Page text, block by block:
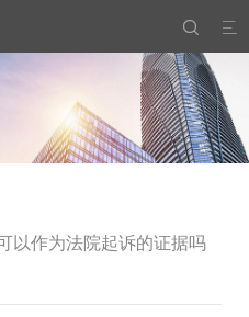


以作为法院起诉的证据吗